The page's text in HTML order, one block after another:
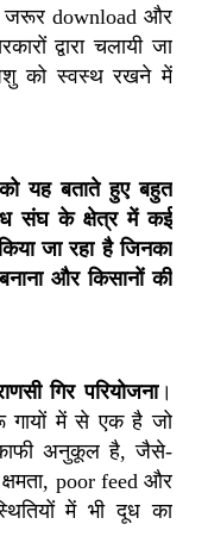
जरूरdownloadऔर
द्वारा चलायी जा
को स्वस्थ रखने में
यह बताते हुए बहुत
संघ के क्षेत्र में कई
जा रहा है जिनका
और किसानों की
गिर परियोजना।
गायों में से एक है जो
अनुकूल है,जैसे-
, poor feed और
में भी दूध का